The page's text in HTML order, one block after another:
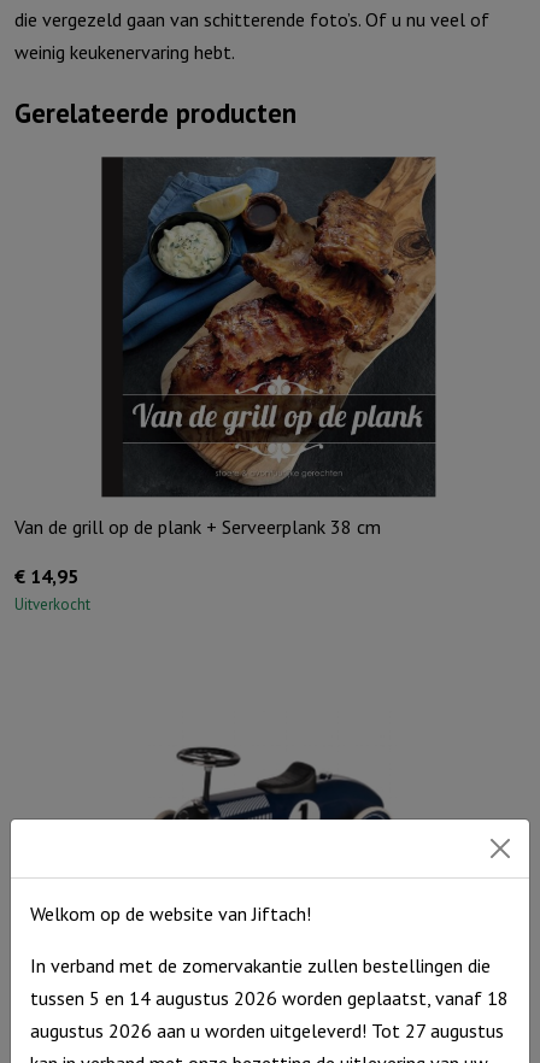
die vergezeld gaan van schitterende foto’s. Of u nu veel of
weinig keukenervaring hebt.
Gerelateerde producten
Van de grill op de plank + Serveerplank 38 cm
€ 14,95
Uitverkocht
Stoere Loopauto Navy Blauw
Welkom op de website van Jiftach!
In verband met de zomervakantie zullen bestellingen die
tussen 5 en 14 augustus 2026 worden geplaatst, vanaf 18
augustus 2026 aan u worden uitgeleverd! Tot 27 augustus